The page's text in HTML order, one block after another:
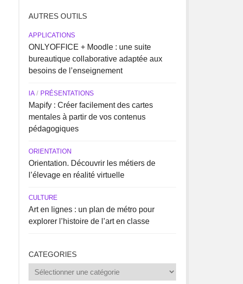
AUTRES OUTILS
APPLICATIONS
ONLYOFFICE + Moodle : une suite
bureautique collaborative adaptée aux
besoins de l’enseignement
IA/ PRÉSENTATIONS
Mapify : Créer facilement des cartes
mentales à partir de vos contenus
pédagogiques
ORIENTATION
Orientation. Découvrir les métiers de
l’élevage en réalité virtuelle
CULTURE
Art en lignes : un plan de métro pour
explorer l’histoire de l’art en classe
CATEGORIES
Categories